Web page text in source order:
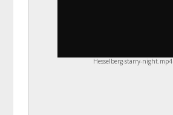
Hesselberg-starry-night.mp4